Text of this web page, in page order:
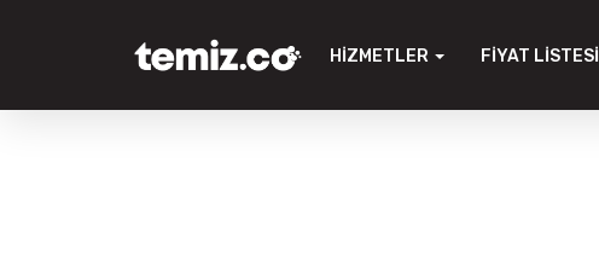
HIZMETLER FIYAT LISTESI